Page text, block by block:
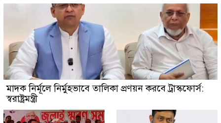
মাদক নির্মূলে নির্মুহভাবে তালিকা প্রণয়ন করবে ট্রাস্কফোর্স:
স্বরাষ্ট্রমন্ত্রী